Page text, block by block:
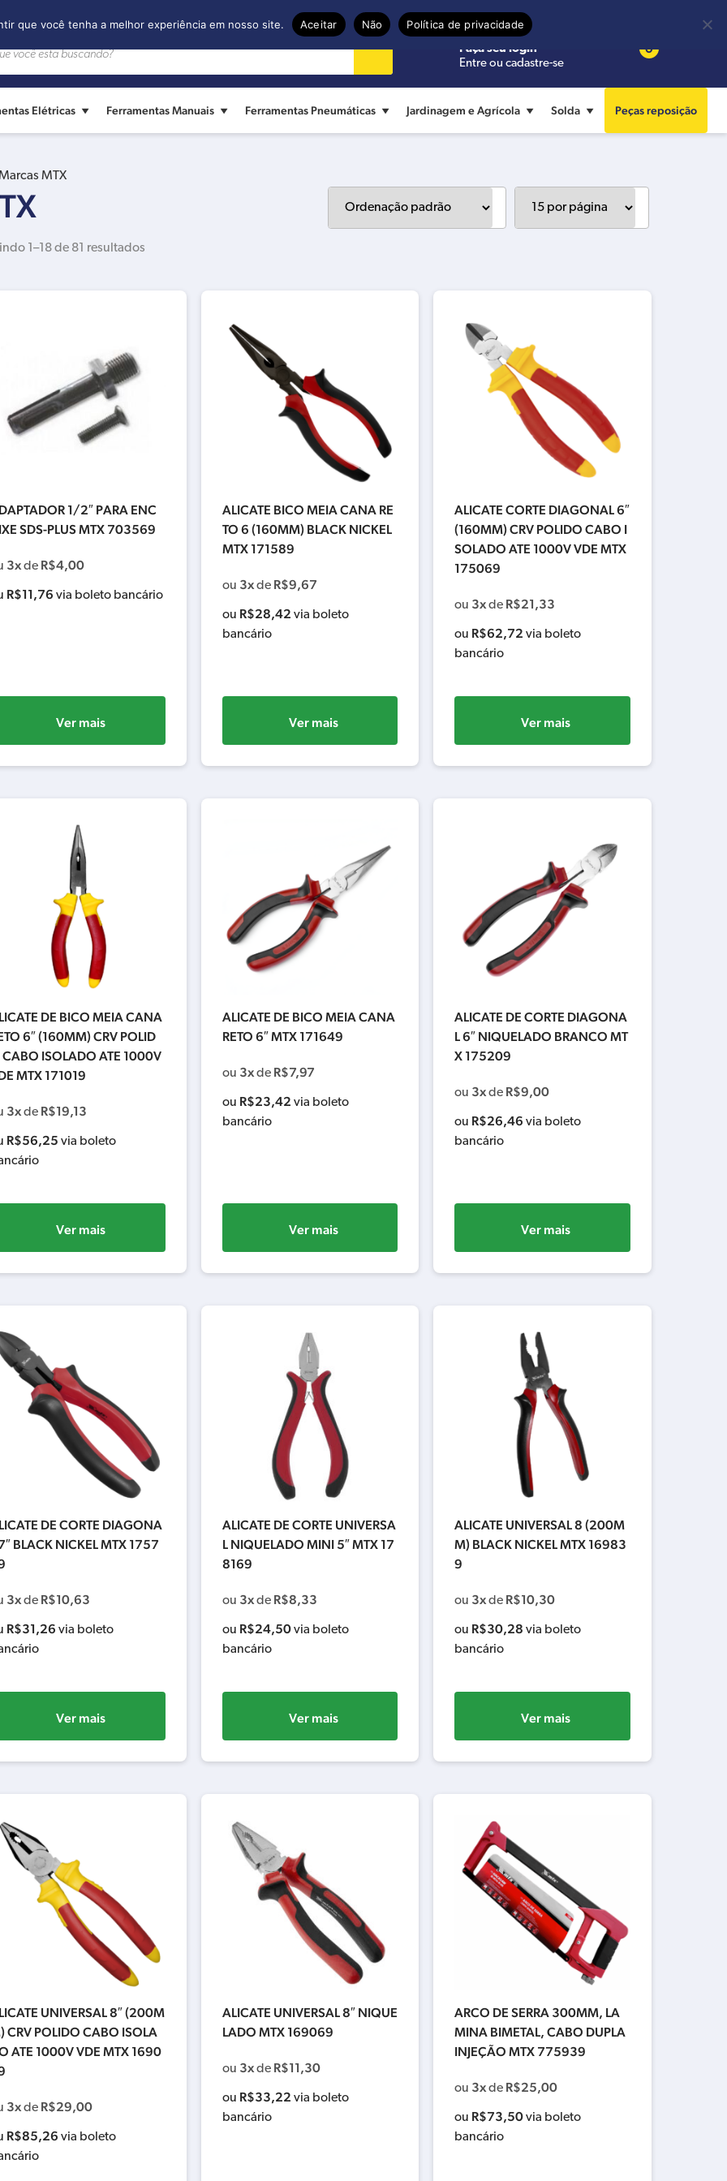
Precisa de ajuda?
Faça seu login
Entre ou cadastre-se
0
Elétricas Ferramentas Manuais Ferramentas Pneumáticas Jardinagem e Agrícola Solda Peças reposição
MTX
1–18 de 81 resultados
1/2″ PARA ENC
SDS-PLUS MTX 703569
3xde R$4,00
R$11,76 via boleto bancário
Ver mais
ALICATE BICO MEIA CANA RE
TO 6 (160MM) BLACK NICKEL
MTX 171589
ou 3xde R$9,67
ou R$28,42 via boleto
bancário
Ver mais
ALICATE CORTE DIAGONAL 6″
(160MM) CRV POLIDO CABO I
SOLADO ATE 1000V VDE MTX
175069
ou 3xde R$21,33
ou R$62,72 via boleto
bancário
Ver mais
DE BICO MEIA CANA
6″ (160MM) CRV POLID
ISOLADO ATE 1000V
MTX 171019
3xde R$19,13
R$56,25 via boleto
Ver mais
ALICATE DE BICO MEIA CANA
RETO 6″ MTX 171649
ou 3xde R$7,97
ou R$23,42 via boleto
bancário
Ver mais
ALICATE DE CORTE DIAGONA
L 6″ NIQUELADO BRANCO MT
X 175209
ou 3xde R$9,00
ou R$26,46 via boleto
bancário
Ver mais
DE CORTE DIAGONA
BLACK NICKEL MTX 1757
3xde R$10,63
R$31,26 via boleto
Ver mais
ALICATE DE CORTE UNIVERSA
L NIQUELADO MINI 5″ MTX 17
8169
ou 3xde R$8,33
ou R$24,50via boleto
bancário
Ver mais
ALICATE UNIVERSAL 8 (200M
M) BLACK NICKEL MTX 16983
9
ou 3xde R$10,30
ou R$30,28 via boleto
bancário
Ver mais
UNIVERSAL 8″ (200M
CRV POLIDO CABO ISOLA
ATE 1000V VDE MTX 1690
3xde R$29,00
R$85,26 via boleto
ALICATE UNIVERSAL 8″ NIQUE
LADO MTX 169069
ou 3xde R$11,30
ou R$33,22 via boleto
bancário
ARCO DE SERRA 300MM, LA
MINA BIMETAL, CABO DUPLA
INJEÇÃO MTX 775939
ou 3xde R$25,00
ou R$73,50via boleto
bancário
que você tenha a melhor experiência em nosso site. Aceitar Não Política de privacidade